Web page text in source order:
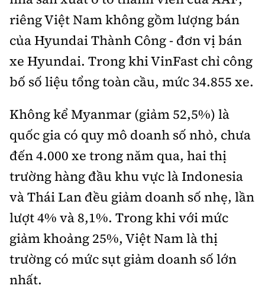
riêng Việt Nam không gồm lượng bán
của Hyundai Thành Công - đơn vị bán
xe Hyundai. Trong khi VinFast chỉ công
bố số liệu tổng toàn cầu, mức 34.855 xe.
Không kể Myanmar (giảm 52,5%) là
quốc gia có quy mô doanh số nhỏ, chưa
đến 4.000 xe trong năm qua, hai thị
trường hàng đầu khu vực là Indonesia
và Thái Lan đều giảm doanh số nhẹ, lần
lượt 4% và 8,1%. Trong khi với mức
giảm khoảng 25%, Việt Nam là thị
trường có mức sụt giảm doanh số lớn
nhất.